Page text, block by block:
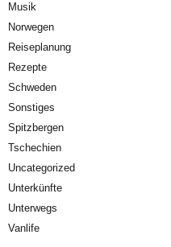
Musik
Norwegen
Reiseplanung
Rezepte
Schweden
Sonstiges
Spitzbergen
Tschechien
Uncategorized
Unterkünfte
Unterwegs
Vanlife